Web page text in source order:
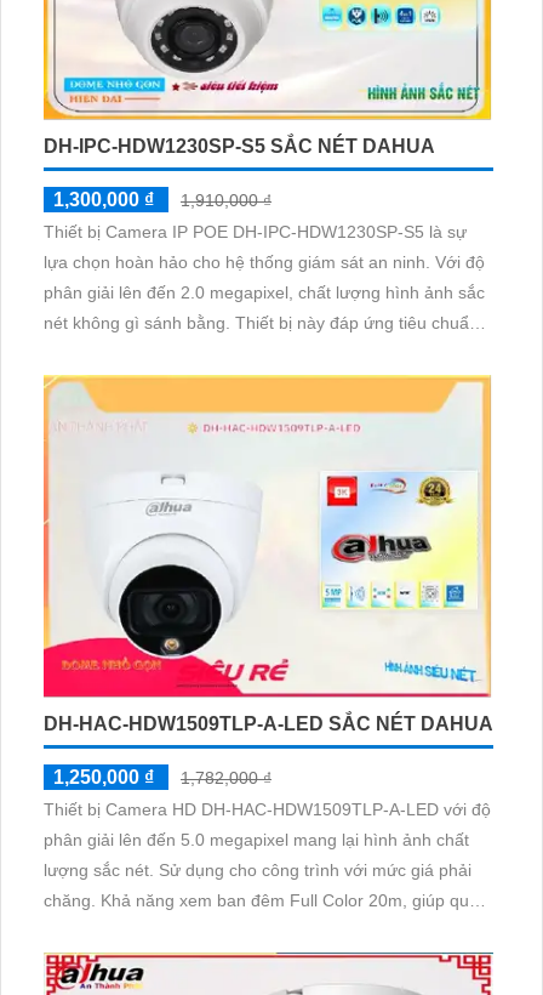
DH-IPC-HDW1230SP-S5 SẮC NÉT DAHUA
1,300,000 ₫
1,910,000 ₫
Thiết bị Camera IP POE DH-IPC-HDW1230SP-S5 là sự
lựa chọn hoàn hảo cho hệ thống giám sát an ninh. Với độ
phân giải lên đến 2.0 megapixel, chất lượng hình ảnh sắc
nét không gì sánh bằng. Thiết bị này đáp ứng tiêu chuẩn
Ngoại 30m
DH-HAC-HDW1509TLP-A-LED SẮC NÉT DAHUA
1,250,000 ₫
1,782,000 ₫
Thiết bị Camera HD DH-HAC-HDW1509TLP-A-LED với độ
phân giải lên đến 5.0 megapixel mang lại hình ảnh chất
lượng sắc nét. Sử dụng cho công trình với mức giá phải
chăng. Khả năng xem ban đêm Full Color 20m, giúp quan